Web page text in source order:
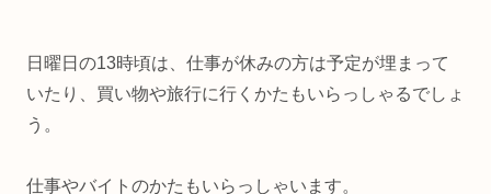
日曜日の13時頃は、仕事が休みの方は予定が埋まって
いたり、買い物や旅行に行くかたもいらっしゃるでしょ
う。
仕事やバイトのかたもいらっしゃいます。